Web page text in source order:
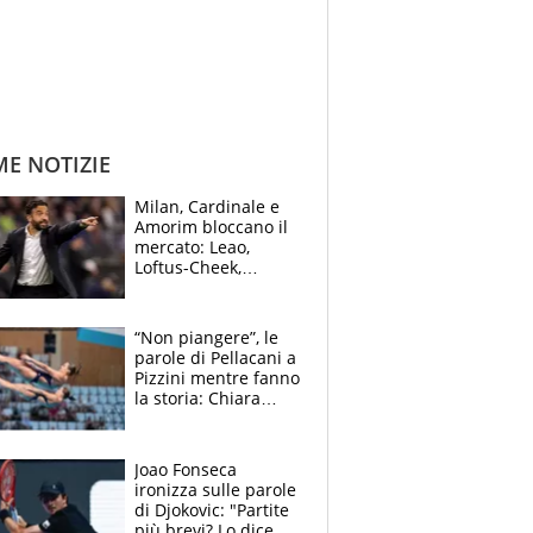
NOTIZIE
Milan, Cardinale e
Amorim bloccano il
mercato: Leao,
Loftus-Cheek,
Soulè e Osorio nel
mirino
“Non piangere”, le
parole di Pellacani a
Pizzini mentre fanno
la storia: Chiara
Joao Fonseca
ironizza sulle parole
di Djokovic: "Partite